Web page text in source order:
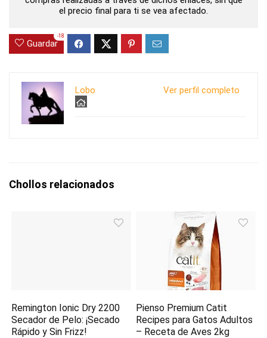
el precio final para ti se vea afectado.
Guardar
-18
Ver perfil completo
Lobo
Chollos relacionados
Remington Ionic Dry 2200
Secador de Pelo: ¡Secado
Rápido y Sin Frizz!
Pienso Premium Catit
Recipes para Gatos Adultos
– Receta de Aves 2kg